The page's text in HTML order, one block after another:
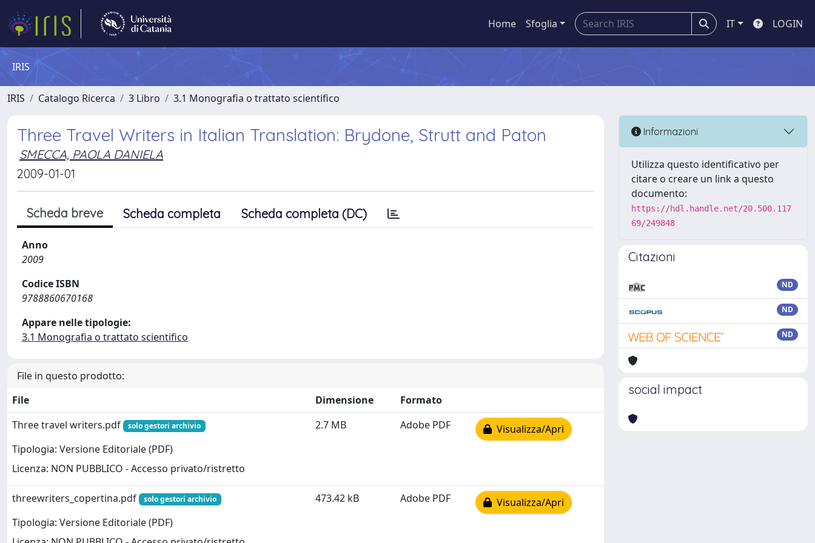
Home Sfoglia IT LOGIN
IRIS
IRIS Catalogo Ricerca 3 Libro 3.1 Monografia o trattato scientifico
Three Travel Writers in Italian Translation: Brydone, Strutt and Paton
SMECCA, PAOLA DANIELA
2009-01-01
Scheda breve Scheda completa Scheda completa (DC)
Anno
2009
Codice ISBN
9788860670168
Appare nelle tipologie:
3.1 Monografia o trattato scientifico
File in questo prodotto:
File
Dimensione
Formato
Three travel writers.pdf
solo gestori archivio
Tipologia: Versione Editoriale (PDF)
Licenza: NON PUBBLICO - Accesso privato/ristretto
2.7 MB Adobe PDF Visualizza/Apri
threewriters_copertina.pdf solo gestori archivio
Tipologia: Versione Editoriale (PDF)
473.42 kB Adobe PDF Visualizza/Apri
Informazioni
Utilizza questo identificativo per
citare o creare un link a questo
documento:
https://hdl.handle.net/20.500.117
69/249848
Citazioni
ND
ND
ND
social impact